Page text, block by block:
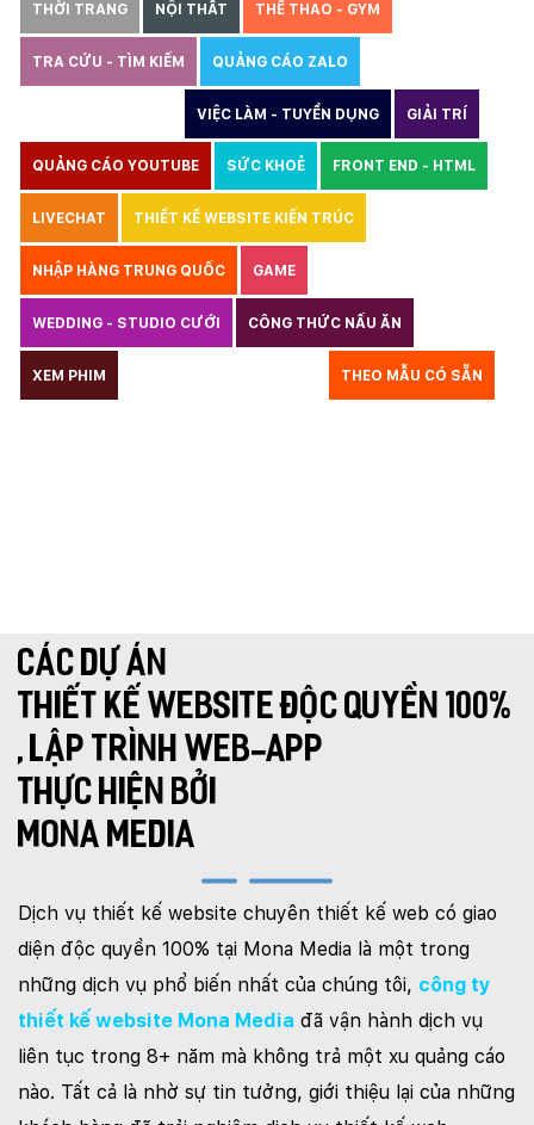
THỜI TRANG NỘI THẤT THỂ THAO - GYM
TRA CỨU - TÌM KIẾM QUẢNG CÁO ZALO
VIỆC LÀM - TUYỂN DỤNG GIẢI TRÍ
QUẢNG CÁO YOUTUBE SỨC KHOẺ FRONT END - HTML
LIVECHAT THIẾT KẾ WEBSITE KIẾN TRÚC
NHẬP HÀNG TRUNG QUỐC GAME
WEDDING - STUDIO CƯỚI CÔNG THỨC NẤU ĂN
XEM PHIM THEO MẪU CÓ SẴN
CÁC DỰ ÁN
THIẾT KẾ WEBSITE ĐỘC QUYỀN 100%
,LẬP TRÌNH WEB-APP
THỰC HIỆN BỞI
MONA MEDIA
Dịch vụ thiết kế website chuyên thiết kế web có giao
diện độc quyền 100% tại Mona Media là một trong
những dịch vụ phổ biến nhất của chúng tôi, công ty
thiết kế website Mona Media đã vận hành dịch vụ
liên tục trong 8+ năm mà không trả một xu quảng cáo
nào. Tất cả là nhờ sự tin tưởng, giới thiệu lại của những